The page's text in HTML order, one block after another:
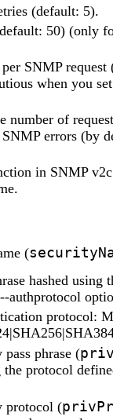
(default: 5).
50) (only
SNMP
when you
number of
errors (by
in SNMP
(
hashed using
authprotocol
protocol:
phrase (
the protocol
protocol (